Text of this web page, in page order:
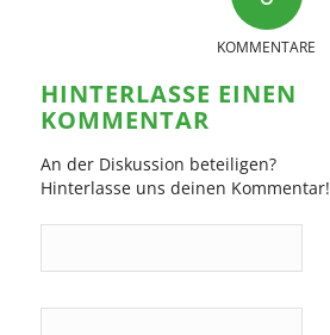
KOMMENTARE
HINTERLASSE EINEN
KOMMENTAR
An der Diskussion beteiligen?
Hinterlasse uns deinen Kommentar!